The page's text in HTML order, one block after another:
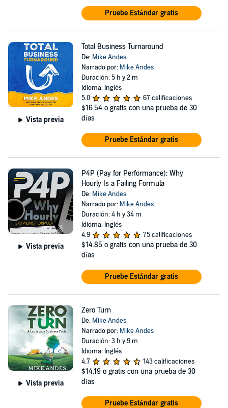
Pruebe Estándar gratis
Vista previa
Total Business Turnaround
De: Mike Andes
Narrado por: Mike Andes
Duración: 5 h y 2 m
Idioma: Inglés
5.0
67 calificaciones
$16.54 o gratis con una prueba de 30
días
Pruebe Estándar gratis
Vista previa
P4P (Pay for Performance): Why
Hourly Is a Failing Formula
De: Mike Andes
Narrado por: Mike Andes
Duración: 4 h y 34 m
Idioma: Inglés
4.9
75 calificaciones
$14.85 o gratis con una prueba de 30
días
Pruebe Estándar gratis
Vista previa
Zero Turn
De: Mike Andes
Narrado por: Mike Andes
Duración: 3 h y 9 m
Idioma: Inglés
4.7
143 calificaciones
$14.19 o gratis con una prueba de 30
días
Pruebe Estándar gratis